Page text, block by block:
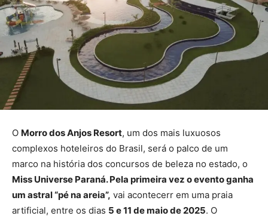
O Morro dos Anjos Resort, um dos mais luxuosos
complexos hoteleiros do Brasil, será o palco de um
marco na história dos concursos de beleza no estado, o
Miss Universe Paraná. Pela primeira vez o evento ganha
um astral “pé na areia”, vai acontecerr em uma praia
artificial, entre os dias 5 e 11 de maio de 2025. O